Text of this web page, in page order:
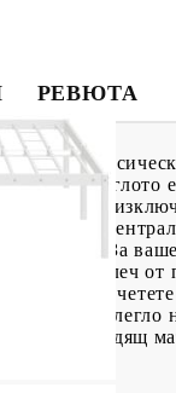
РЕВЮТА
тази
на леглото
предлага
и
За
далеч
за да
това
за подходящ